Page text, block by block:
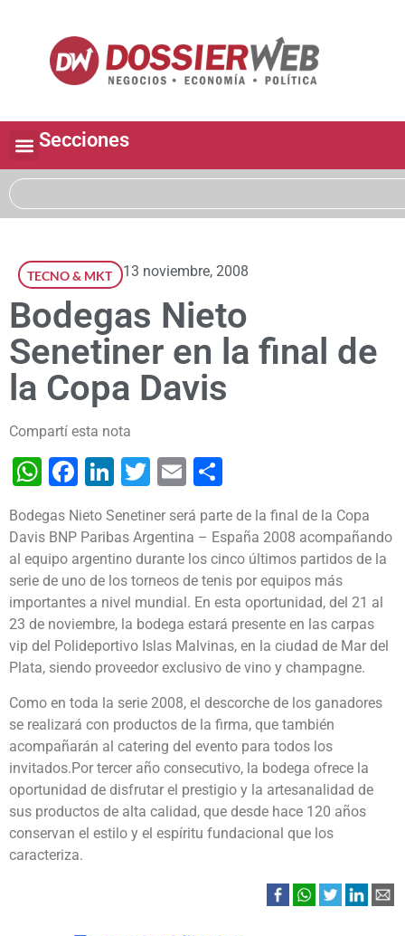
Secciones
TECNO & MKT 13 noviembre, 2008
Bodegas Nieto
Senetiner en la final de
la Copa Davis
Compartí esta nota
WhatsApp
Facebook
LinkedIn
Twitter
Email
Bodegas Nieto Senetiner será parte de la final de la Copa
Davis BNP Paribas Argentina – España 2008 acompañando
al equipo argentino durante los cinco últimos partidos de la
serie de uno de los torneos de tenis por equipos más
importantes a nivel mundial. En esta oportunidad, del 21 al
23 de noviembre, la bodega estará presente en las carpas
vip del Polideportivo Islas Malvinas, en la ciudad de Mar del
Plata, siendo proveedor exclusivo de vino y champagne.
Como en toda la serie 2008, el descorche de los ganadores
se realizará con productos de la firma, que también
acompañarán al catering del evento para todos los
invitados.Por tercer año consecutivo, la bodega ofrece la
oportunidad de disfrutar el prestigio y la artesanalidad de
sus productos de alta calidad, que desde hace 120 años
conservan el estilo y el espíritu fundacional que los
caracteriza.